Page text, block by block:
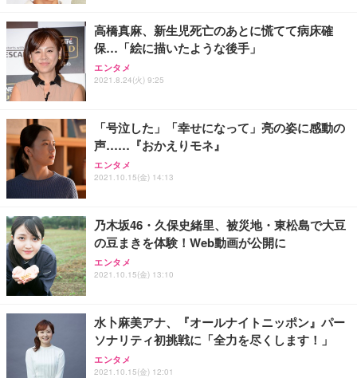
務用 おしゃれ パソコンチェア (ホワイト)
ANDWINT オフィスチェア デスクチェア 肘なし メ
ッシュ 通気性 ランバーサポート付き 腰サポート ガ
ス圧無段階昇降 360度回転 キャスター付き コンパク
【MiniLED/24.5inch/280Hz/FHD】GRAPHT THE S
HOOTER Gaming Monitor 24” Essential ゲーミン
グモニター QD 24.5インチ 1ms FHD 量子ドット 残
アイリスオーヤマ ペットシーツ 超厚型 お徳用 レギ
ュラー 200枚入【Amazon.co.jp限定】
高橋真麻、新生児死亡のあとに慌てて病床確
保…「絵に描いたような後手」
エンタメ
2021.8.24(火) 9:25
「号泣した」「幸せになって」亮の姿に感動の
声……『おかえりモネ』
エンタメ
2021.10.15(金) 14:13
乃木坂46・久保史緒里、被災地・東松島で大豆
の豆まきを体験！Web動画が公開に
エンタメ
2021.10.15(金) 13:10
​​水卜麻美アナ、『オールナイトニッポン』パー
ソナリティ初挑戦に「全力を尽くします！」
エンタメ
2021.10.15(金) 12:01